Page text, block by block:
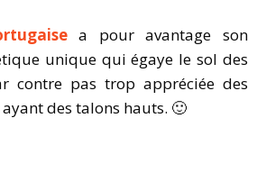
a pour avantage son
unique qui égaye le sol des
contre pas trop appréciée des
des talons hauts. 🙂